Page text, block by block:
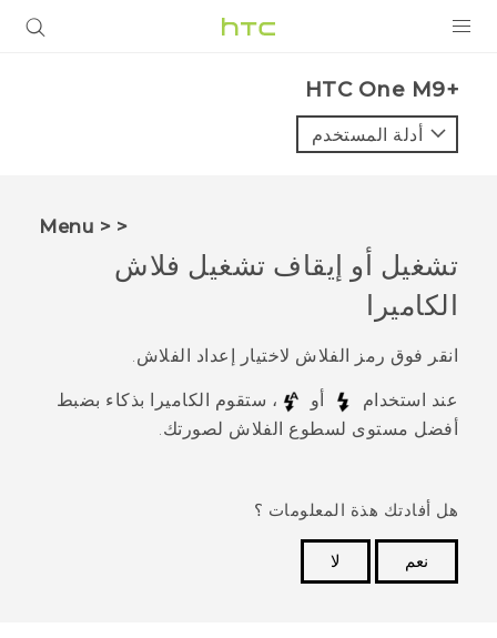
VIVE
VIVERSE
البرامج + التطبيقات
الدعم
أجهزة HTC والملحقات
HTC One M9+‎
أدلة المستخدم
< < Menu
تشغيل أو إيقاف تشغيل فلاش
الكاميرا
انقر فوق رمز الفلاش لاختيار إعداد الفلاش.
عند استخدام أو
، ستقوم الكاميرا بذكاء بضبط
أفضل مستوى لسطوع الفلاش لصورتك.
هل أفادتك هذة المعلومات ؟
نعم
لا